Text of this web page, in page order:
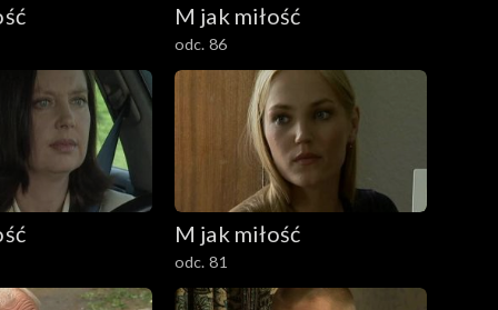
M jak miłość
odc. 86
M jak miłość
odc. 81